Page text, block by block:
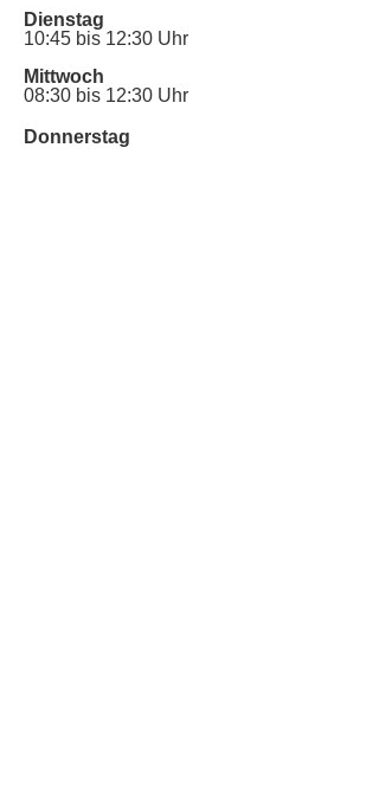
Dienstag
10:45 bis 12:30 Uhr
Mittwoch
08:30 bis 12:30 Uhr
Donnerstag